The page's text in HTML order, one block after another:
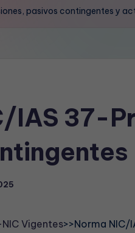
pasivos contingentes y
IAS 37-
Vigentes>>Norma